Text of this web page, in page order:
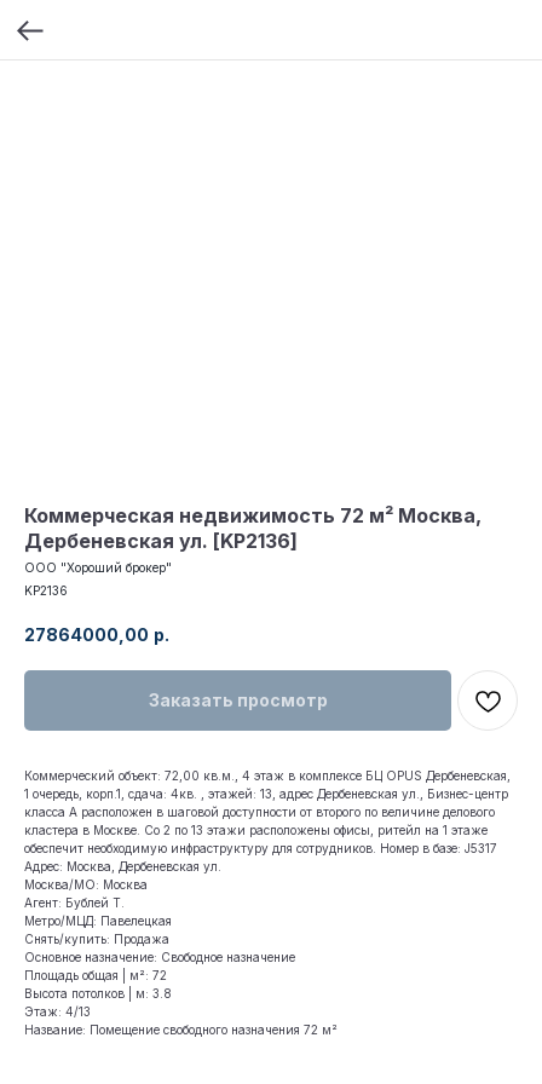
Коммерческая недвижимость 72 м² Москва,
Дербеневская ул. [KP2136]
ООО "Хороший брокер"
KP2136
27864000,00 р.
Заказать просмотр
Коммерческий объект: 72,00 кв.м., 4 этаж в комплексе БЦ OPUS Дербеневская,
1 очередь, корп.1, сдача: 4кв. , этажей: 13, адрес Дербеневская ул., Бизнес-центр
класса А расположен в шаговой доступности от второго по величине делового
кластера в Москве. Со 2 по 13 этажи расположены офисы, ритейл на 1 этаже
обеспечит необходимую инфраструктуру для сотрудников. Номер в базе: J5317
Адрес: Москва, Дербеневская ул.
Москва/МО: Москва
Агент: Бублей Т.
Метро/МЦД: Павелецкая
Снять/купить: Продажа
Основное назначение: Свободное назначение
Площадь общая | м²: 72
Высота потолков | м: 3.8
Этаж: 4/13
Название: Помещение свободного назначения 72 м²